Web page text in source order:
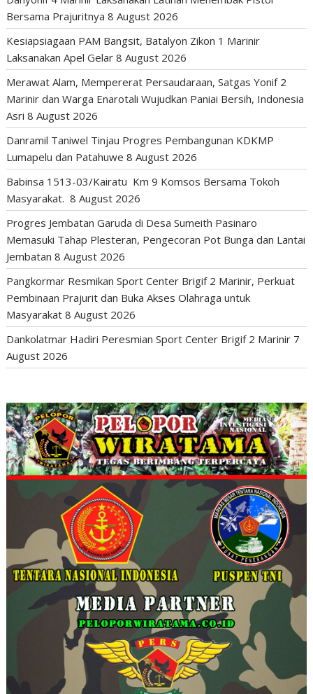
Bersama Prajuritnya 8 August 2026
Kesiapsiagaan PAM Bangsit, Batalyon Zikon 1 Marinir
Laksanakan Apel Gelar 8 August 2026
Merawat Alam, Mempererat Persaudaraan, Satgas Yonif 2
Marinir dan Warga Enarotali Wujudkan Paniai Bersih, Indonesia
Asri 8 August 2026
Danramil Taniwel Tinjau Progres Pembangunan KDKMP
Lumapelu dan Patahuwe 8 August 2026
Babinsa 1513-03/Kairatu Km 9 Komsos Bersama Tokoh
Masyarakat. 8 August 2026
Progres Jembatan Garuda di Desa Sumeith Pasinaro
Memasuki Tahap Plesteran, Pengecoran Pot Bunga dan Lantai
Jembatan 8 August 2026
Pangkormar Resmikan Sport Center Brigif 2 Marinir, Perkuat
Pembinaan Prajurit dan Buka Akses Olahraga untuk
Masyarakat 8 August 2026
Dankolatmar Hadiri Peresmian Sport Center Brigif 2 Marinir 7
August 2026